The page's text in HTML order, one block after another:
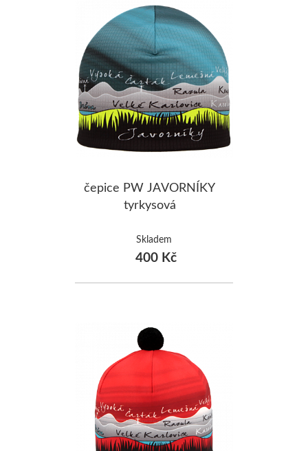
čepice PW JAVORNÍKY
tyrkysová
Skladem
400 Kč